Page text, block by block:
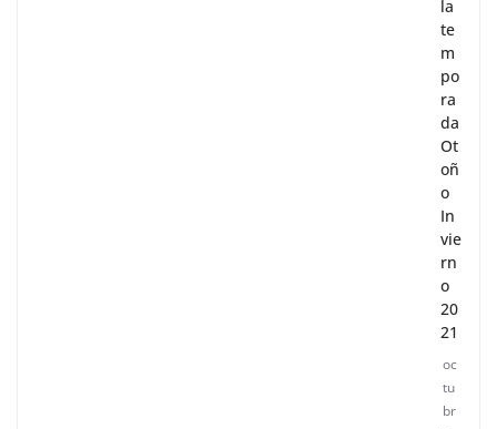
la
te
m
po
ra
da
Ot
oñ
o
In
vie
rn
o
20
21
oc
tu
br